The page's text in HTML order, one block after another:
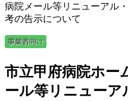
病院メール等リニューアル
考の告示について
市立甲府病院ホー
ール等リニューア